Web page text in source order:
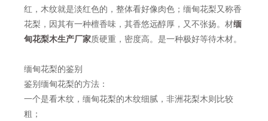
红，木纹就是淡红色的，整体看好像肉色；缅甸花梨又称香
花梨，因其有一种檀香味，其香悠远醇厚，又不张扬。材缅
甸花梨木生产厂家质硬重，密度高。是一种极好等待木材。
缅甸花梨的鉴别
鉴别缅甸花梨的方法：
一个是看木纹，缅甸花梨的木纹细腻，非洲花梨木则比较
粗；